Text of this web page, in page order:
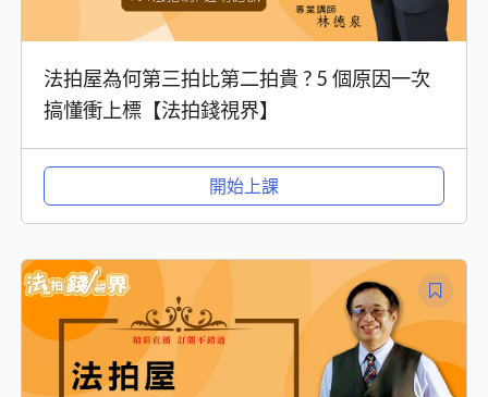
法拍屋為何第三拍比第二拍貴 ? 5 個原因一次
搞懂衝上標【法拍錢視界】
開始上課